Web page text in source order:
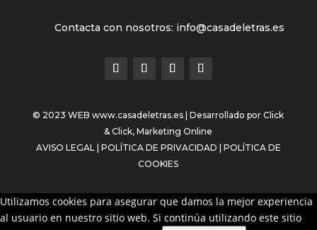
Contacta con nosotros: info@casadeletras.es
© 2023 WEBwww.casadeletras.es | Desarrollado porClick
& Click, Marketing Online
AVISO LEGAL| POLÍTICA DE PRIVACIDAD
POLÍTICA DE
COOKIES
Utilizamos cookies para asegurar que damos la mejor experiencia
al usuario en nuestro sitio web. Si continúa utilizando este sitio